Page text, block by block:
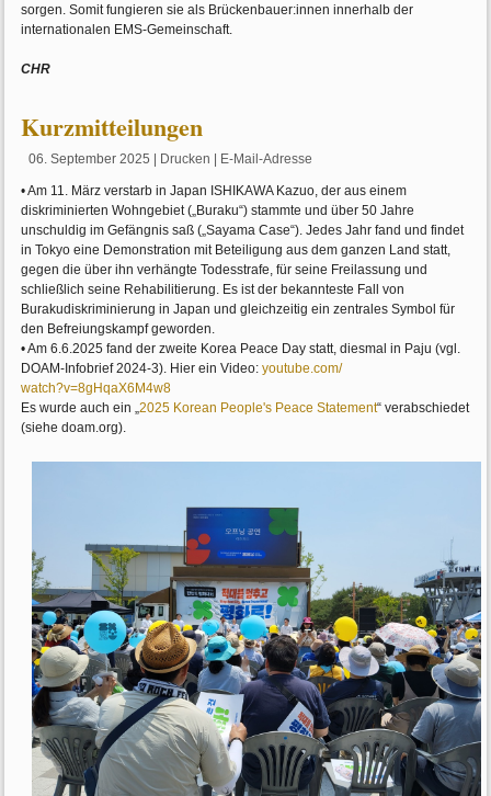
sorgen. Somit fungieren sie als Brückenbauer:innen innerhalb der
internationalen EMS-Gemeinschaft.
CHR
Kurzmitteilungen
06. September 2025 Drucken E-Mail-Adresse
• Am 11. März verstarb in Japan ISHIKAWA Kazuo, der aus einem
diskriminierten Wohngebiet („Buraku“) stammte und über 50 Jahre
unschuldig im Gefängnis saß („Sayama Case“). Jedes Jahr fand und findet
in Tokyo eine Demonstration mit Beteiligung aus dem ganzen Land statt,
gegen die über ihn verhängte Todesstrafe, für seine Freilassung und
schließlich seine Rehabilitierung. Es ist der bekannteste Fall von
Burakudiskriminierung in Japan und gleichzeitig ein zentrales Symbol für
den Befreiungskampf geworden.
• Am 6.6.2025 fand der zweite Korea Peace Day statt, diesmal in Paju (vgl.
DOAM-Infobrief 2024-3). Hier ein Video:youtube.com/
watch?v=8gHqaX6M4w8
Es wurde auch ein „2025 Korean People's Peace Statement“ verabschiedet
(siehe doam.org).